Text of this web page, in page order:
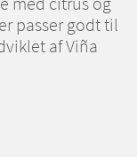
passer godt til
af Viña